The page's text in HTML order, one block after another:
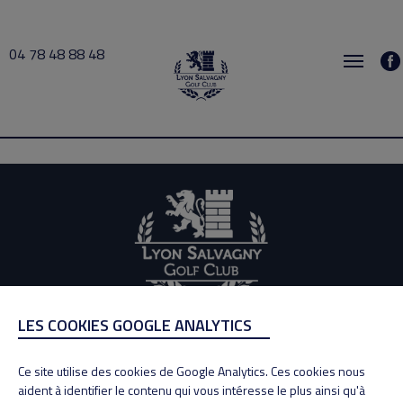
04 78 48 88 48
Larretche 2024-02-04 07:00 → 2024-02-04 20:00
ADRESSE
69890 La Tour de Salvagny
Tél : 04 78 48 88 48
LES COOKIES GOOGLE ANALYTICS
Ce site utilise des cookies de Google Analytics. Ces cookies nous
aident à identifier le contenu qui vous intéresse le plus ainsi qu'à